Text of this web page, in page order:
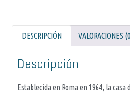
DESCRIPCIÓN VALORACIONES
Descripción
Establecida en Roma en 1964, la